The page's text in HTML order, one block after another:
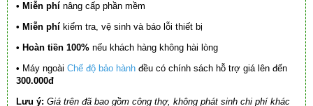
• Miễn phí nâng cấp phần mềm
• Miễn phí kiểm tra, vệ sinh và báo lỗi thiết bị
• Hoàn tiền 100% nếu khách hàng không hài lòng
• Máy ngoài Chế độ bảo hành đều có chính sách hỗ trợ giá lên đến
300.000đ
Lưu ý: Giá trên đã bao gồm công thợ, không phát sinh chi phí khác